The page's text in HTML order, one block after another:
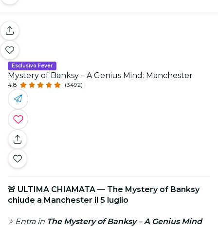
Esclusivo Fever
Mystery of Banksy – A Genius Mind: Manchester
4.8 (3492)
🚨 ULTIMA CHIAMATA — The Mystery of Banksy
chiude a Manchester il 5 luglio
⭐ Entra in The Mystery of Banksy – A Genius Mind